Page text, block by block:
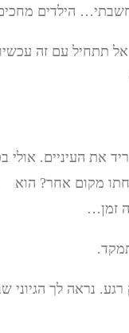
אל תתחיל עם זה
את העיניים. אולי
מקום אחר?
זמן…
נראה לך הגיוני